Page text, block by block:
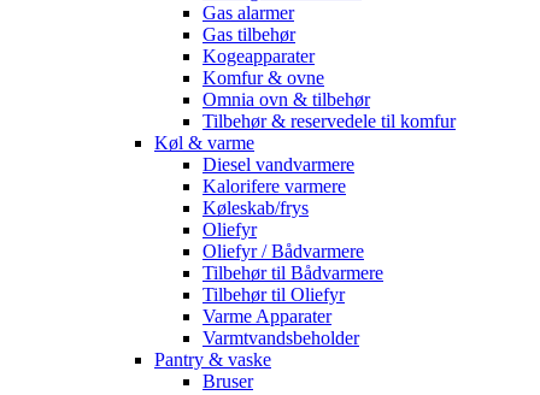
Gas alarmer
Gas tilbehør
Kogeapparater
Komfur & ovne
Omnia ovn & tilbehør
Tilbehør & reservedele til komfur
Køl & varme
Diesel vandvarmere
Kalorifere varmere
Køleskab/frys
Oliefyr
Oliefyr / Bådvarmere
Tilbehør til Bådvarmere
Tilbehør til Oliefyr
Varme Apparater
Varmtvandsbeholder
Pantry & vaske
Bruser